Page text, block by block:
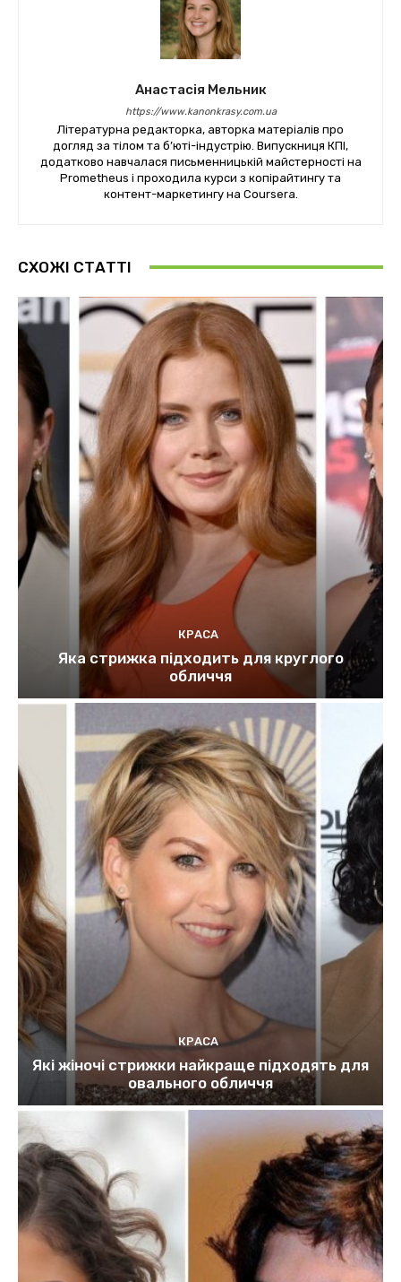
Анастасія Мельник
https://www.kanonkrasy.com.ua
Літературна редакторка, авторка матеріалів про
догляд за тілом та б’юті-індустрію. Випускниця КПІ,
додатково навчалася письменницькій майстерності на
Prometheus і проходила курси з копірайтингу та
контент-маркетингу на Coursera.
СХОЖІ СТАТТІ
КРАСА
Яка стрижка підходить для круглого
обличчя
КРАСА
Які жіночі стрижки найкраще підходять для
овального обличчя